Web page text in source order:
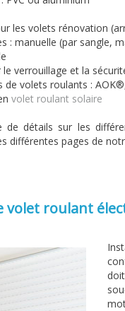
les volets rénovation
: manuelle (par sangle,
verrouillage et la
de volets roulants :
volet roulant solaire
de détails sur les
différentes pages de
volet roulant